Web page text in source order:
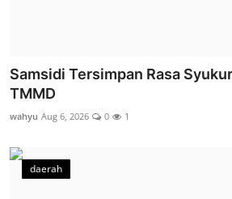
Samsidi Tersimpan Rasa
TMMD
wahyu Aug 6, 2026 0 1
daerah